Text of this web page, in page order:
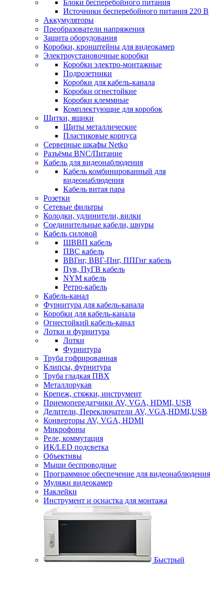
Блоки бесперебойного питания
Источники бесперебойного питания 220 В
Аккумуляторы
Преобразователи напряжения
Защита оборудования
Коробки, кронштейны для видеокамер
Электроустановочные коробки
Коробки электро-монтажные
Подрозетники
Коробки для кабель-канала
Коробки огнестойкие
Коробки клеммные
Комплектующие для коробок
Щитки, ящики
Щиты металлические
Пластиковые корпуса
Серверные шкафы Netko
Разъёмы BNC/Питание
Кабель для видеонаблюдения
Кабель комбинированный для
видеонаблюдения
Кабель витая пара
Розетки
Сетевые фильтры
Колодки, удлинители, вилки
Соединительные кабели, шнуры
Кабель силовой
ШВВП кабель
ПВС кабель
ВВГнг, ВВГ-Пнг, ППГнг кабель
Пув, ПуГВ кабель
NYM кабель
Ретро-кабель
Кабель-канал
Фурнитура для кабель-канала
Коробки для кабель-канала
Огнестойкий кабель-канал
Лотки и фурнитура
Лотки
Фурнитура
Труба гофрированная
Клипсы, фурнитура
Труба гладкая ПВХ
Металлорукав
Крепеж, стяжки, инструмент
Приемопередатчики AV, VGA, HDMI, USB
Делители, Переключатели AV, VGA,HDMI,USB
Конверторы AV, VGA, HDMI
Микрофоны
Реле, коммутация
ИК/LED подсветка
Объективы
Мыши беспроводные
Программное обеспечение для видеонаблюдения
Муляжи видеокамер
Наклейки
Инструмент и оснастка для монтажа
Быстрый